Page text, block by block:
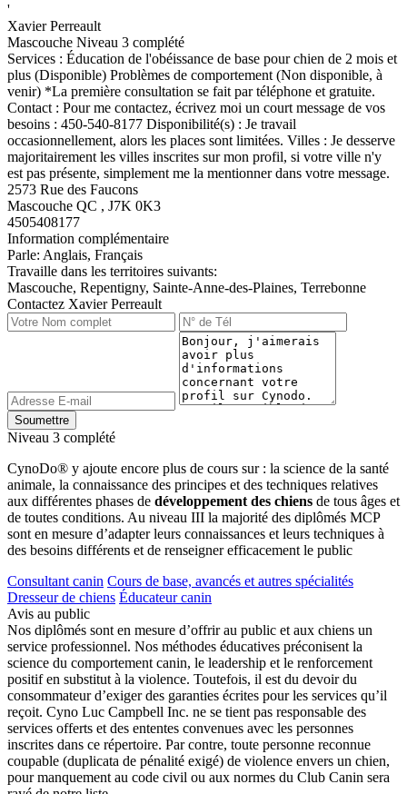
'
Xavier Perreault
Mascouche Niveau 3 complété
Services : Éducation de l'obéissance de base pour chien de 2 mois et
plus (Disponible) Problèmes de comportement (Non disponible, à
venir) *La première consultation se fait par téléphone et gratuite.
Contact : Pour me contactez, écrivez moi un court message de vos
besoins : 450-540-8177 Disponibilité(s) : Je travail
occasionnellement, alors les places sont limitées. Villes : Je desserve
majoritairement les villes inscrites sur mon profil, si votre ville n'y
est pas présente, simplement me la mentionner dans votre message.
2573 Rue des Faucons
Mascouche QC , J7K 0K3
4505408177
Information complémentaire
Parle: Anglais, Français
Travaille dans les territoires suivants:
Mascouche, Repentigny, Sainte-Anne-des-Plaines, Terrebonne
Contactez Xavier Perreault
Niveau 3 complété
CynoDo® y ajoute encore plus de cours sur : la science de la santé
animale, la connaissance des principes et des techniques relatives
aux différentes phases de développement des chiens de tous âges et
de toutes conditions. Au niveau III la majorité des diplômés MCP
sont en mesure d’adapter leurs connaissances et leurs techniques à
des besoins différents et de renseigner efficacement le public
Consultant canin Cours de base, avancés et autres spécialités
Dresseur de chiens Éducateur canin
Avis au public
Nos diplômés sont en mesure d’offrir au public et aux chiens un
service professionnel. Nos méthodes éducatives préconisent la
science du comportement canin, le leadership et le renforcement
positif en substitut à la violence. Toutefois, il est du devoir du
consommateur d’exiger des garanties écrites pour les services qu’il
reçoit. Cyno Luc Campbell Inc. ne se tient pas responsable des
services offerts et des ententes convenues avec les personnes
inscrites dans ce répertoire. Par contre, toute personne reconnue
coupable (duplicata de pénalité exigé) de violence envers un chien,
pour manquement au code civil ou aux normes du Club Canin sera